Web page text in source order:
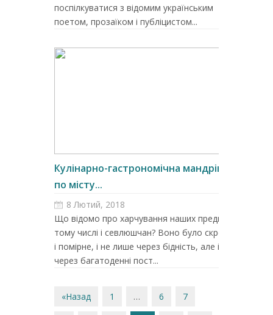
поспілкуватися з відомим українським
поетом, прозаїком і публіцистом...
Кулінарно-гастрономічна мандрівка
по місту...
8 Лютий, 2018
Що відомо про харчування наших предків, в
тому числі і севлюшчан? Воно було скромне
і помірне, і не лише через бідність, але і
через багатоденні пост...
«Назад 1 … 6 7